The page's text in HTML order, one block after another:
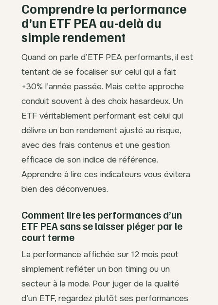
Comprendre la performance
d’un ETF PEA au-delà du
simple rendement
Quand on parle d’ETF PEA performants, il est
tentant de se focaliser sur celui qui a fait
+30% l’année passée. Mais cette approche
conduit souvent à des choix hasardeux. Un
ETF véritablement performant est celui qui
délivre un bon rendement ajusté au risque,
avec des frais contenus et une gestion
efficace de son indice de référence.
Apprendre à lire ces indicateurs vous évitera
bien des déconvenues.
Comment lire les performances d’un
ETF PEA sans se laisser piéger par le
court terme
La performance affichée sur 12 mois peut
simplement refléter un bon timing ou un
secteur à la mode. Pour juger de la qualité
d’un ETF, regardez plutôt ses performances